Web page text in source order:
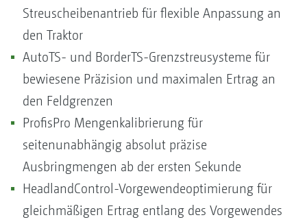
Streuscheibenantrieb für flexible Anpassung an
den Traktor
AutoTS- und BorderTS-Grenzstreusysteme für
bewiesene Präzision und maximalen Ertrag an
den Feldgrenzen
ProfisPro Mengenkalibrierung für
seitenunabhängig absolut präzise
Ausbringmengen ab der ersten Sekunde
HeadlandControl-Vorgewendeoptimierung für
gleichmäßigen Ertrag entlang des Vorgewendes